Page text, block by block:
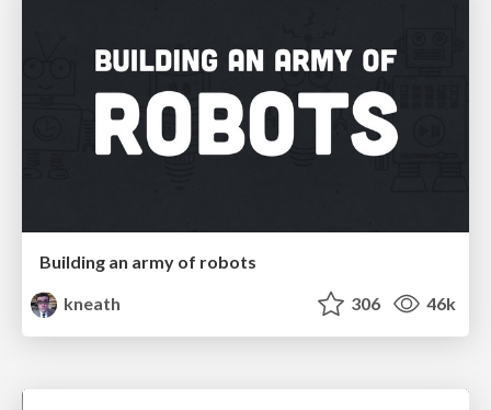
Building an army of robots
kneath
306 46k